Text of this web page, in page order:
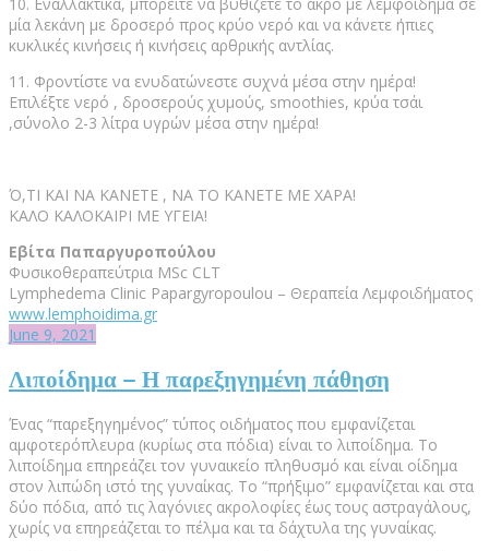
μία λεκάνη με δροσερό προς κρύο νερό και να κάνετε ήπιες
κυκλικές κινήσεις ή κινήσεις αρθρικής αντλίας.
11. Φροντίστε να ενυδατώνεστε συχνά μέσα στην ημέρα!
Επιλέξτε νερό , δροσερούς χυμούς, smoothies, κρύα τσάι
,σύνολο 2-3 λίτρα υγρών μέσα στην ημέρα!
Ό,ΤΙ ΚΑΙ ΝΑ ΚΑΝΕΤΕ , ΝΑ ΤΟ ΚΑΝΕΤΕ ΜΕ ΧΑΡΑ!
ΚΑΛΟ ΚΑΛΟΚΑΙΡΙ ΜΕ ΥΓΕΙΑ!
Εβίτα Παπαργυροπούλου
Φυσικοθεραπεύτρια MSc CLT
Lymphedema Clinic Papargyropoulou – Θεραπεία Λεμφοιδήματος
www.lemphoidima.gr
June 9, 2021
Λιποίδημα – Η παρεξηγημένη πάθηση
Ένας “παρεξηγημένος” τύπος οιδήματος που εμφανίζεται
αμφοτερόπλευρα (κυρίως στα πόδια) είναι το λιποίδημα. Το
λιποίδημα επηρεάζει τον γυναικείο πληθυσμό και είναι οίδημα
στον λιπώδη ιστό της γυναίκας. Το “πρήξιμο” εμφανίζεται και στα
δύο πόδια, από τις λαγόνιες ακρολοφίες έως τους αστραγάλους,
χωρίς να επηρεάζεται το πέλμα και τα δάχτυλα της γυναίκας.